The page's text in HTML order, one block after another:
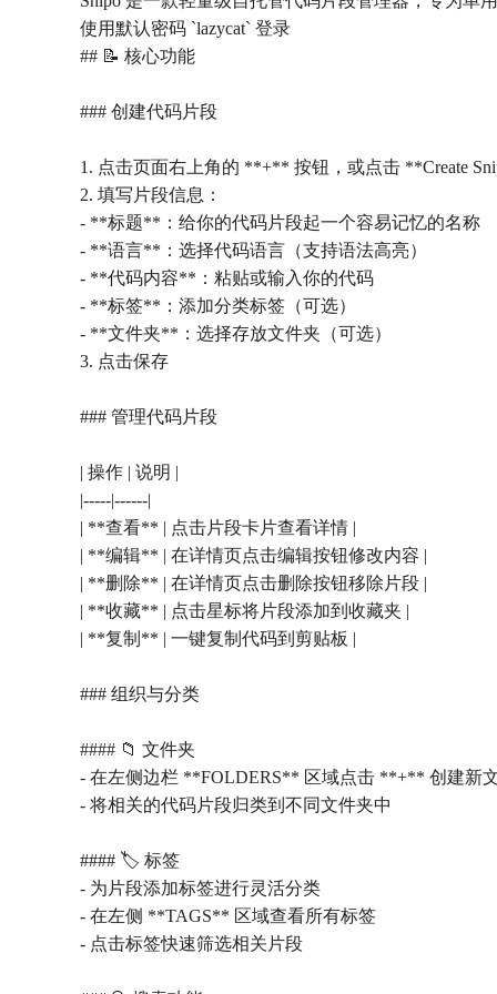
使用默认密码 `lazycat` 登录
## 📝 核心功能
### 创建代码片段
1. 点击页面右上角的 **+** 按钮，或点击 **Create
2. 填写片段信息：
- **标题**：给你的代码片段起一个容易记忆的名称
- **语言**：选择代码语言（支持语法高亮）
- **代码内容**：粘贴或输入你的代码
- **标签**：添加分类标签（可选）
- **文件夹**：选择存放文件夹（可选）
3. 点击保存
### 管理代码片段
| 操作 | 说明 |
|-----|------|
| **查看** | 点击片段卡片查看详情 |
| **编辑** | 在详情页点击编辑按钮修改内容 |
| **删除** | 在详情页点击删除按钮移除片段 |
| **收藏** | 点击星标将片段添加到收藏夹 |
| **复制** | 一键复制代码到剪贴板 |
### 组织与分类
#### 📁 文件夹
- 在左侧边栏 **FOLDERS** 区域点击 **+** 创建新
- 将相关的代码片段归类到不同文件夹中
#### 🏷️ 标签
- 为片段添加标签进行灵活分类
- 在左侧 **TAGS** 区域查看所有标签
- 点击标签快速筛选相关片段